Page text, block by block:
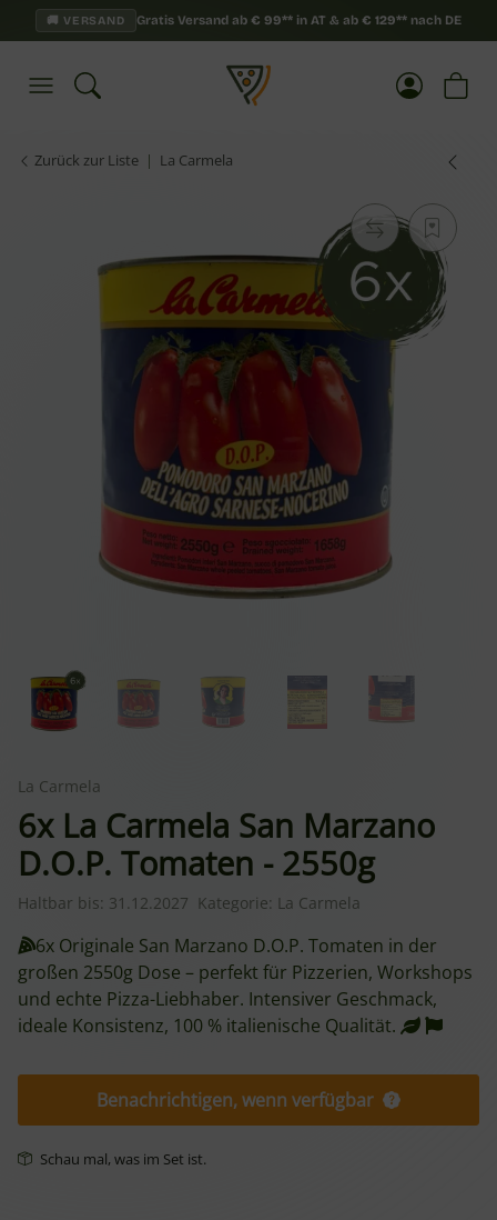
🚚 VERSAND Gratis Versand ab € 99** in AT & ab € 129** nach DE
Zurück zur Liste La Carmela
La Carmela
6x La Carmela San Marzano
D.O.P. Tomaten - 2550g
Haltbar bis: 31.12.2027 Kategorie: La Carmela
6x Originale San Marzano D.O.P. Tomaten in der
großen 2550g Dose – perfekt für Pizzerien, Workshops
und echte Pizza-Liebhaber. Intensiver Geschmack,
ideale Konsistenz, 100 % italienische Qualität.
Benachrichtigen, wenn verfügbar
Schau mal, was im Set ist.